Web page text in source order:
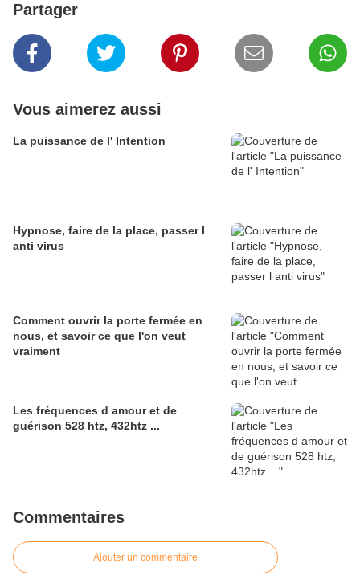
Partager
Vous aimerez aussi
La puissance de l' Intention
Hypnose, faire de la place, passer l
anti virus
Comment ouvrir la porte fermée en
nous, et savoir ce que l'on veut
vraiment
Les fréquences d amour et de
guérison 528 htz, 432htz ...
Commentaires
Ajouter un commentaire